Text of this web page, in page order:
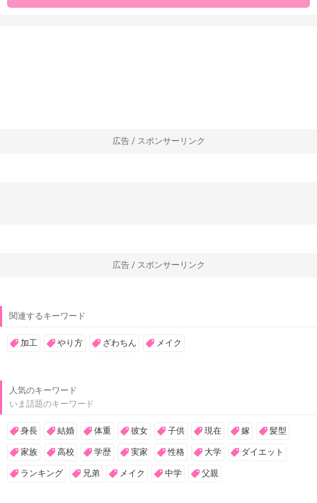
広告 / スポンサーリンク
広告 / スポンサーリンク
関連するキーワード
加工 やり方 ざわちん メイク
人気のキーワード
いま話題のキーワード
身長 結婚 体重 彼女 子供 現在 嫁 髪型
家族 高校 学歴 実家 性格 大学 ダイエット
ランキング 兄弟 メイク 中学 父親